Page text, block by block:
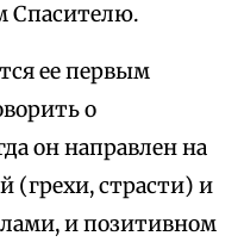
Спасителю.
ее первым
о
он направлен на
(грехи, страсти) и
и позитивном